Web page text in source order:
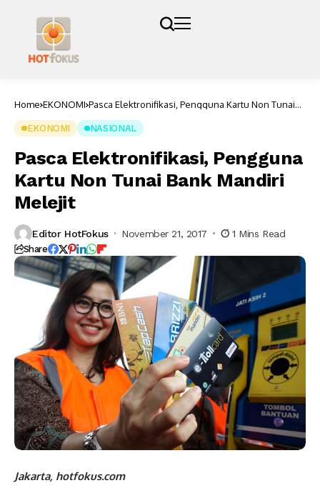
Home EKONOMI Pasca Elektronifikasi, Pengguna Kartu Non Tunai
EKONOMI NASIONAL
Pasca Elektronifikasi, Pengguna
Kartu Non Tunai Bank Mandiri
Melejit
Editor HotFokus November 21, 2017 1 Mins Read
Share
Jakarta, hotfokus.com